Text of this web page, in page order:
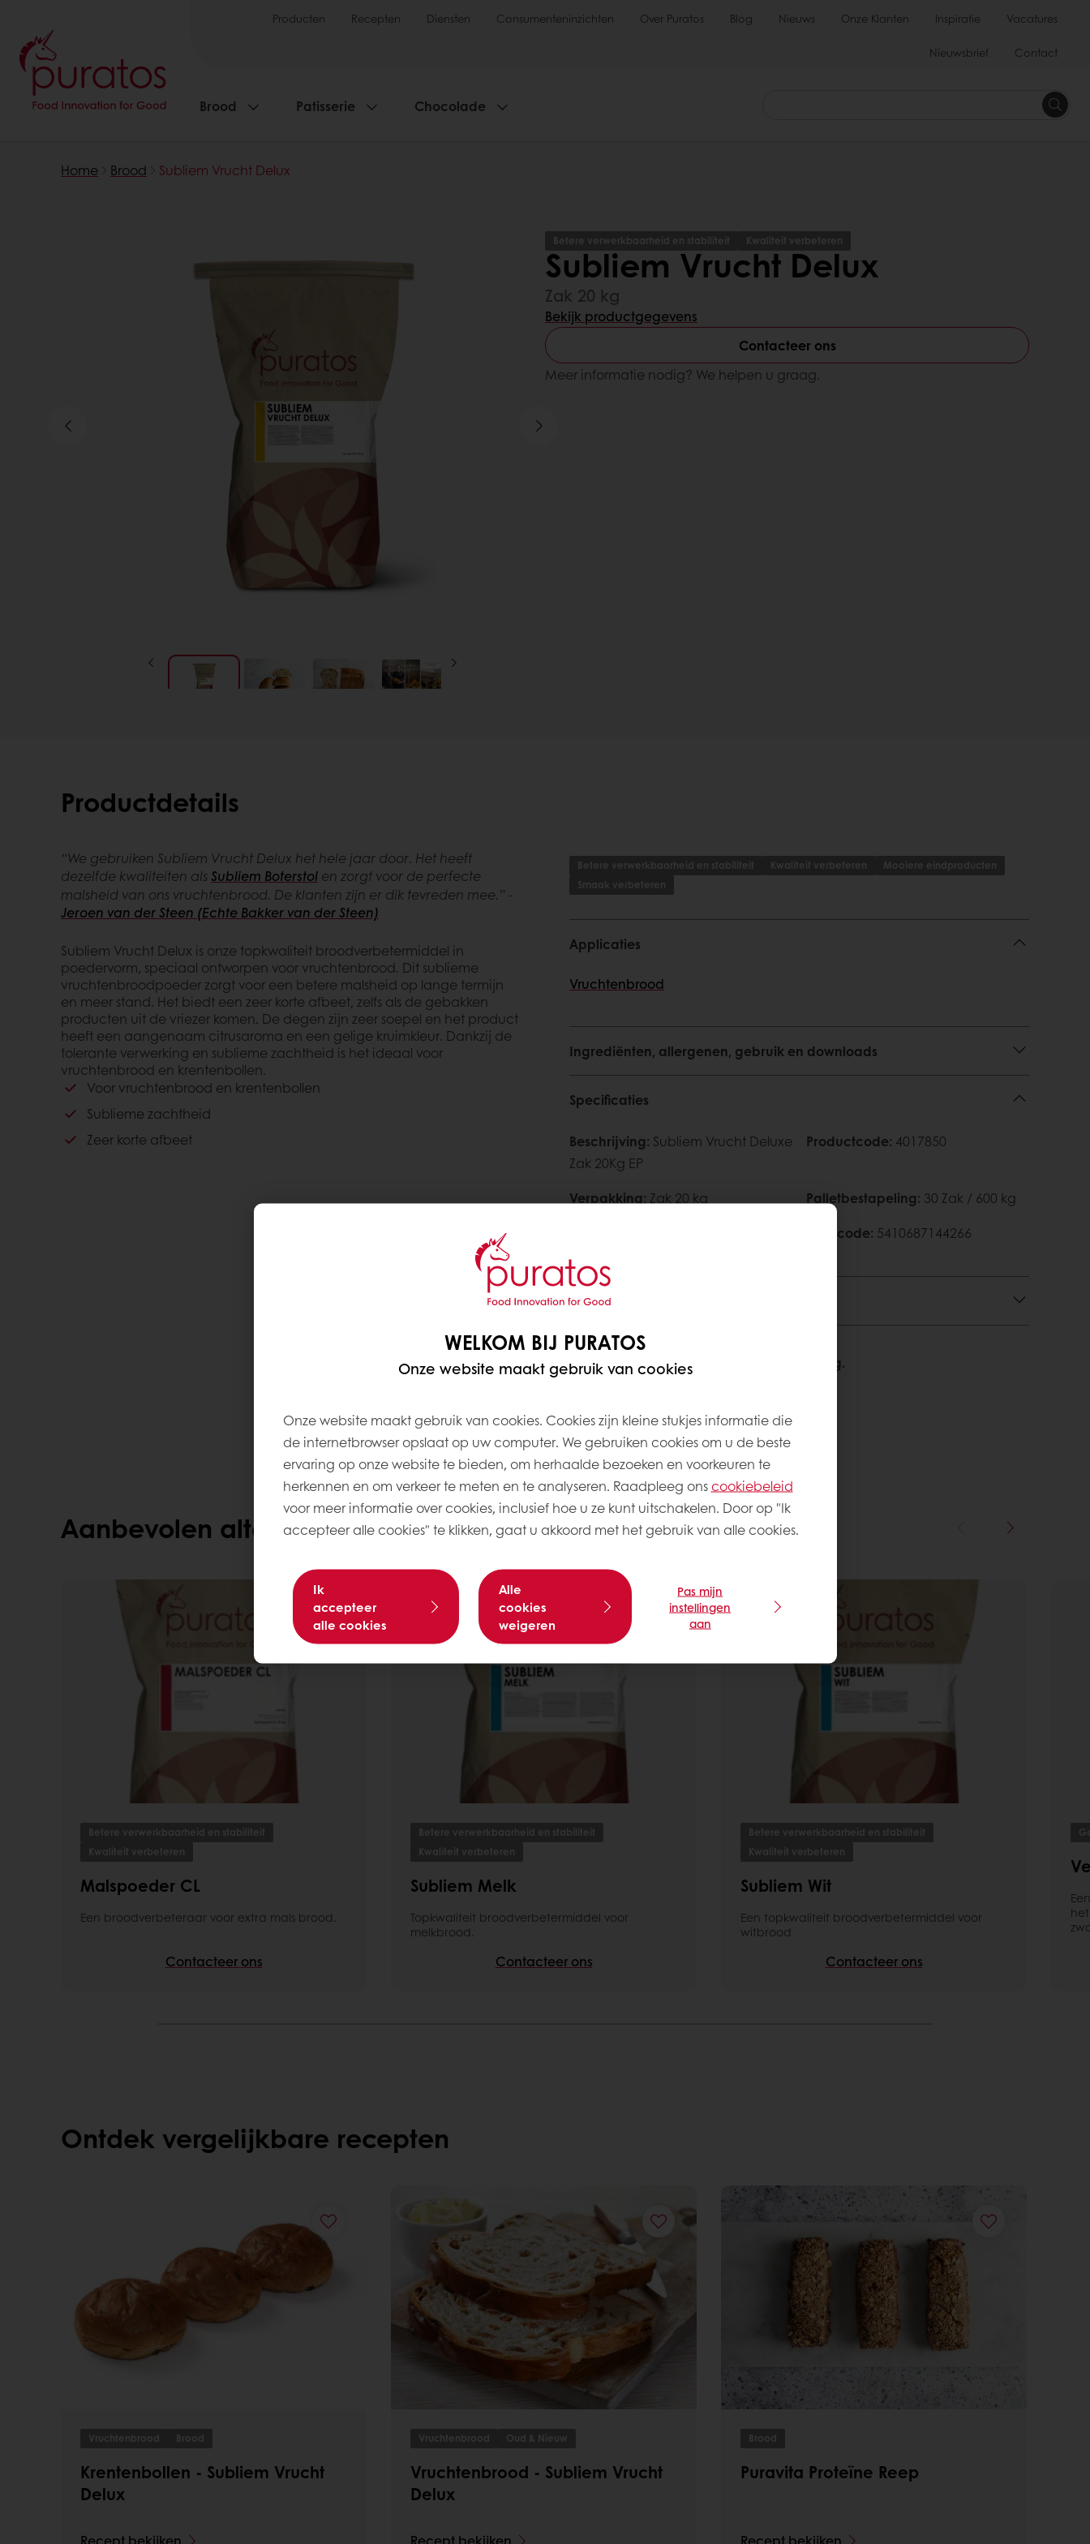
Producten Recepten Diensten Consumenteninzichten Over Puratos Blog Nieuws Onze Klanten Inspiratie Vacatures
Nieuwsbrief Contact
Brood Patisserie Chocolade
Home Brood Subliem Vrucht Delux
Betere verwerkbaarheid en stabiliteit Kwaliteit verbeteren
Subliem Vrucht Delux
Zak 20 kg
Bekijk productgegevens
Contacteer ons
Meer informatie nodig? We helpen u graag.
Productdetails
“We gebruiken Subliem Vrucht Delux het hele jaar door. Het heeft
dezelfde kwaliteiten als Subliem Boterstol en zorgt voor de perfecte
malsheid van ons vruchtenbrood. De klanten zijn er dik tevreden mee.” -
Jeroen van der Steen (Echte Bakker van der Steen)
Subliem Vrucht Delux is onze topkwaliteit broodverbetermiddel in
poedervorm, speciaal ontworpen voor vruchtenbrood. Dit sublieme
vruchtenbroodpoeder zorgt voor een betere malsheid op lange termijn
en meer stand. Het biedt een zeer korte afbeet, zelfs als de gebakken
producten uit de vriezer komen. De degen zijn zeer soepel en het product
heeft een aangenaam citrusaroma en een gelige kruimkleur. Dankzij de
tolerante verwerking en sublieme zachtheid is het ideaal voor
vruchtenbrood en krentenbollen.
Voor vruchtenbrood en krentenbollen
Sublieme zachtheid
Zeer korte afbeet
Betere verwerkbaarheid en stabiliteit Kwaliteit verbeteren
Mooiere eindproducten
Smaak verbeteren
Applicaties
Vruchtenbrood
Ingrediënten, allergenen, gebruik en downloads
Specificaties
Beschrijving: Subliem Vrucht Deluxe
Zak 20Kg EP
Productcode: 4017850
Verpakking: Zak 20 kg Palletbestapeling: 30 Zak / 600 kg
EAN‑code: 5410687144266
Bestel bij uw grossier
Meer informatie nodig? We helpen u graag.
Aanbevolen alternatieve producten
Betere verwerkbaarheid en stabiliteit
Kwaliteit verbeteren
Malspoeder CL
Een broodverbeteraar voor extra mals brood.
Contacteer ons
Betere verwerkbaarheid en stabiliteit
Kwaliteit verbeteren
Subliem Melk
Topkwaliteit broodverbetermiddel voor
melkbrood.
Contacteer ons
Betere verwerkbaarheid en stabiliteit
Kwaliteit verbeteren
Subliem Wit
Een topkwaliteit broodverbetermiddel voor
witbrood
Contacteer ons
Ontdek vergelijkbare recepten
Vruchtenbrood Brood
Krentenbollen - Subliem Vrucht
Delux
Recept bekijken
Vruchtenbrood Oud & Nieuw
Vruchtenbrood - Subliem Vrucht
Delux
Recept bekijken
Brood
Puravita Proteïne Reep
Recept bekijken
WELKOM BIJ PURATOS
Onze website maakt gebruik van cookies
Onze website maakt gebruik van cookies. Cookies zijn kleine stukjes informatie die
de internetbrowser opslaat op uw computer. We gebruiken cookies om u de beste
ervaring op onze website te bieden, om herhaalde bezoeken en voorkeuren te
herkennen en om verkeer te meten en te analyseren. Raadpleeg onscookiebeleid
voor meer informatie over cookies, inclusief hoe u ze kunt uitschakelen. Door op "Ik
accepteer alle cookies" te klikken, gaat u akkoord met het gebruik van alle cookies.
Ik
accepteer
alle cookies
Alle
cookies
weigeren
Pas mijn
instellingen
aan